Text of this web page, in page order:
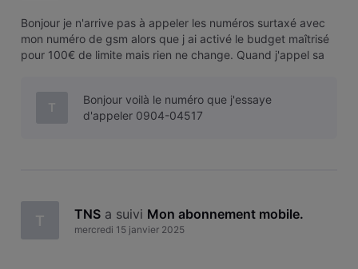
Bonjour je n'arrive pas à appeler les numéros surtaxé avec
mon numéro de gsm alors que j ai activé le budget maîtrisé
pour 100€ de limite mais rien ne change. Quand j'appel sa
comprends pas ce bl
T
Bonjour voilà le numéro que j'essaye
d'appeler 0904-04517
T TNS a suivi Mon abonnement mobile.
mercredi 15 janvier 2025